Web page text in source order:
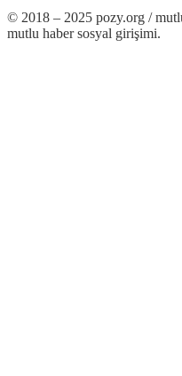
© 2018 – 2025 pozy.org /
mutlu haber sosyal girişimi.